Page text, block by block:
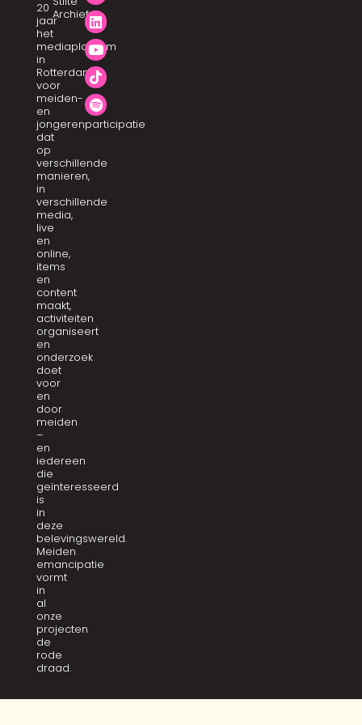
20
jaar
het
mediaplatform
in
Rotterdam
voor
meiden-
en
jongerenparticipatie
dat
op
verschillende
manieren,
in
verschillende
media,
live
en
online,
items
en
content
maakt,
activiteiten
organiseert
en
onderzoek
doet
voor
en
door
meiden
–
en
iedereen
die
geïnteresseerd
is
in
deze
belevingswereld.
Meiden
emancipatie
vormt
in
al
onze
projecten
de
rode
draad.
Archief